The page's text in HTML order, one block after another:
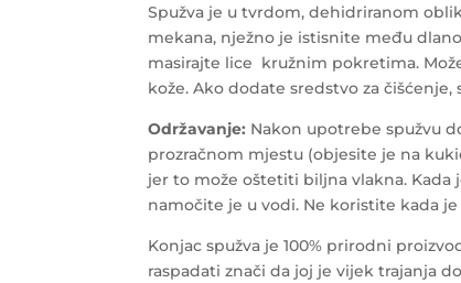
Spužva je u tvrdom, dehidriranom
mekana, nježno je istisnite među
masirajte lice kružnim pokretima.
kože. Ako dodate sredstvo za
Održavanje: Nakon upotrebe spužvu
prozračnom mjestu (objesite je na
jer to može oštetiti biljna vlakna.
namočite je u vodi. Ne koristite kada
Konjac spužva je 100% prirodni
raspadati znači da joj je vijek trajanja